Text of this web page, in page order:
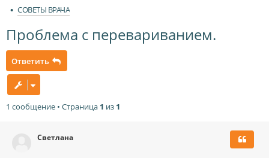
СОВЕТЫ ВРАЧА
Проблема с перевариванием.
Ответить
1 сообщение • Страница 1 из 1
Светлана